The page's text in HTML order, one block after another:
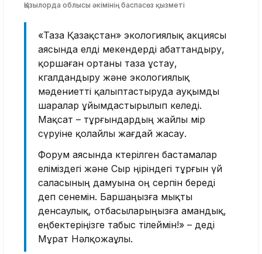
Қызылорда облысы әкімінің баспасөз қызметі
«Таза Қазақстан» экологиялық акциясы
аясында елді мекендерді абаттандыру,
қоршаған ортаны таза ұстау,
көгалдандыру және экологиялық
мәдениетті қалыптастыруда ауқымды
шаралар ұйымдастырылып келеді.
Мақсат – тұрғындардың жайлы өмір
сүруіне қолайлы жағдай жасау.
Форум аясында көтерілген бастамалар
еліміздегі және Сыр өңіріндегі тұрғын үй
саласының дамуына оң серпін береді
деп сенемін. Баршаңызға мықты
денсаулық, отбасыларыңызға амандық,
еңбектеріңізге табыс тілеймін!» – деді
Мұрат Нәлқожаұлы.